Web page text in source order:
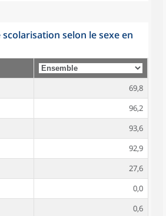
scolarisation selon le sexe en
69,8
96,2
93,6
92,9
27,6
0,0
0,6